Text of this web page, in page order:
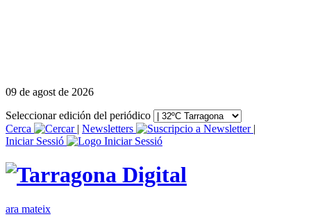
09 de agost de 2026
Seleccionar edición del periódico
Cerca
| Newsletters
|
Iniciar Sessió
ara mateix